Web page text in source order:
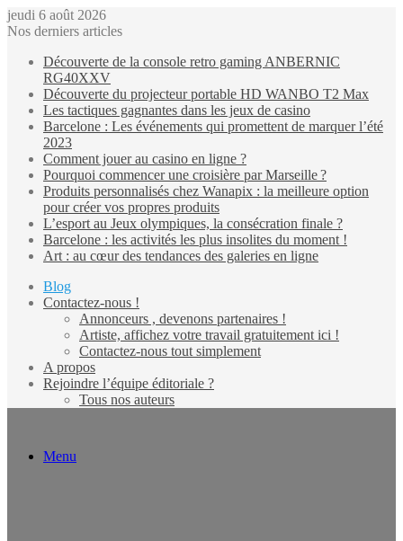
jeudi 6 août 2026
Nos derniers articles
Découverte de la console retro gaming ANBERNIC
RG40XXV
Découverte du projecteur portable HD WANBO T2 Max
Les tactiques gagnantes dans les jeux de casino
Barcelone : Les événements qui promettent de marquer l’été
2023
Comment jouer au casino en ligne ?
Pourquoi commencer une croisière par Marseille ?
Produits personnalisés chez Wanapix : la meilleure option
pour créer vos propres produits
L’esport au Jeux olympiques, la consécration finale ?
Barcelone : les activités les plus insolites du moment !
Art : au cœur des tendances des galeries en ligne
Blog
Contactez-nous !
Annonceurs , devenons partenaires !
Artiste, affichez votre travail gratuitement ici !
Contactez-nous tout simplement
A propos
Rejoindre l’équipe éditoriale ?
Tous nos auteurs
Menu